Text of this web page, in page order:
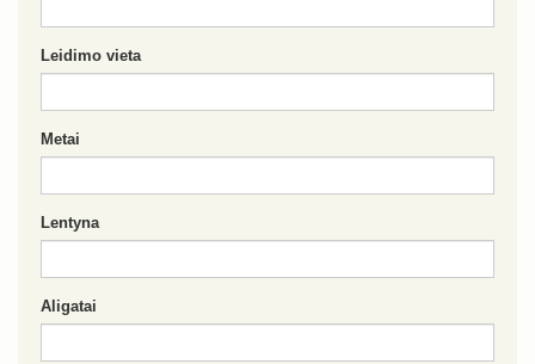
Leidimo vieta
Metai
Lentyna
Aligatai